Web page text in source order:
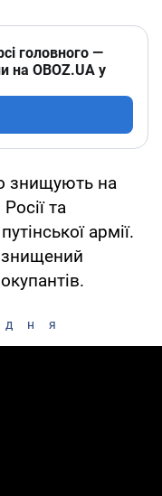
головного —
на OBOZ.UA у
знищують на
та
армії.
Video